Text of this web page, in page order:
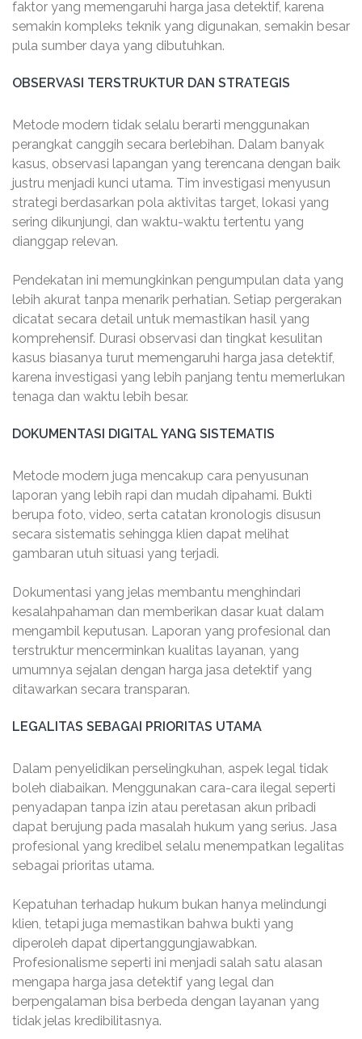
faktor yang memengaruhi harga jasa detektif, karena
semakin kompleks teknik yang digunakan, semakin besar
pula sumber daya yang dibutuhkan.
OBSERVASI TERSTRUKTUR DAN STRATEGIS
Metode modern tidak selalu berarti menggunakan
perangkat canggih secara berlebihan. Dalam banyak
kasus, observasi lapangan yang terencana dengan baik
justru menjadi kunci utama. Tim investigasi menyusun
strategi berdasarkan pola aktivitas target, lokasi yang
sering dikunjungi, dan waktu-waktu tertentu yang
dianggap relevan.
Pendekatan ini memungkinkan pengumpulan data yang
lebih akurat tanpa menarik perhatian. Setiap pergerakan
dicatat secara detail untuk memastikan hasil yang
komprehensif. Durasi observasi dan tingkat kesulitan
kasus biasanya turut memengaruhi harga jasa detektif,
karena investigasi yang lebih panjang tentu memerlukan
tenaga dan waktu lebih besar.
DOKUMENTASI DIGITAL YANG SISTEMATIS
Metode modern juga mencakup cara penyusunan
laporan yang lebih rapi dan mudah dipahami. Bukti
berupa foto, video, serta catatan kronologis disusun
secara sistematis sehingga klien dapat melihat
gambaran utuh situasi yang terjadi.
Dokumentasi yang jelas membantu menghindari
kesalahpahaman dan memberikan dasar kuat dalam
mengambil keputusan. Laporan yang profesional dan
terstruktur mencerminkan kualitas layanan, yang
umumnya sejalan dengan harga jasa detektif yang
ditawarkan secara transparan.
LEGALITAS SEBAGAI PRIORITAS UTAMA
Dalam penyelidikan perselingkuhan, aspek legal tidak
boleh diabaikan. Menggunakan cara-cara ilegal seperti
penyadapan tanpa izin atau peretasan akun pribadi
dapat berujung pada masalah hukum yang serius. Jasa
profesional yang kredibel selalu menempatkan legalitas
sebagai prioritas utama.
Kepatuhan terhadap hukum bukan hanya melindungi
klien, tetapi juga memastikan bahwa bukti yang
diperoleh dapat dipertanggungjawabkan.
Profesionalisme seperti ini menjadi salah satu alasan
mengapa harga jasa detektif yang legal dan
berpengalaman bisa berbeda dengan layanan yang
tidak jelas kredibilitasnya.